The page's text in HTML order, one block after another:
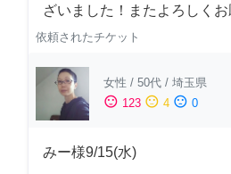
ざいました！またよろしくお
依頼されたチケット
女性 / 50代 / 埼玉県
sentiment_satisfied 123 sentiment_neutral 4 sentiment_dissatisfied 0
みー様9/15(水)